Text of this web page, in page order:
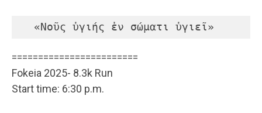
  «Nοῦς ὑγιής ἐν σώματι ὑγιεῖ»
========================
Fokeia 2025- 8.3k Run
Start time: 6:30 p.m.